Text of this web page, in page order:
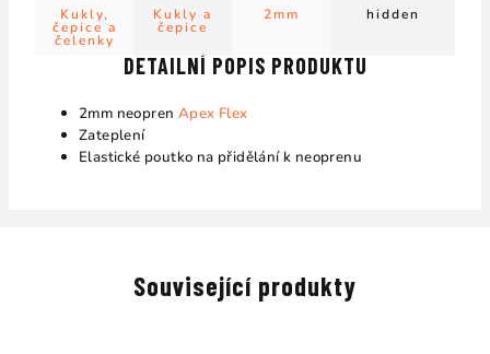
DETAILNÍ POPIS PRODUKTU
2mm neopren Apex Flex
Zateplení
Elastické poutko na přidělání k neoprenu
Kukly,
čepice a
čelenky
Kukly a
čepice
2mm hidden
Související produkty